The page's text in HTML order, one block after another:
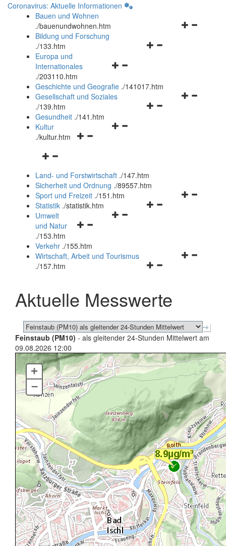
Coronavirus: Aktuelle Informationen
Bauen und Wohnen
./bauenundwohnen.htm
Navigationsmenü
Bildung und Forschung
./133.htm
Navigationsmenü
und
schließen
Europa und
Internationales
./203110.htm
Geschichte und Geografie ./141017.htm
Navigationsmenü
Gesellschaft und Soziales
./139.htm
Navigationsmenü
Gesundheit ./141.htm
Navigationsmenü
Kultur
./kultur.htm
Navigationsmenü
und
schließen
Land- und Forstwirtschaft ./147.htm
Sicherheit und Ordnung ./89557.htm
Navigationsmenü
Sport und Freizeit ./151.htm
Navigationsmenü
Statistik ./statistik.htm
Navigationsmenü
und
schließen
Umwelt
und Natur
./153.htm
Verkehr ./155.htm
Navigationsmenü
schließen
Wirtschaft, Arbeit und Tourismus
./157.htm
Aktuelle Messwerte
Feinstaub (PM10) - als gleitender 24-Stunden Mittelwert am
09.08.2026 12:00
+
–